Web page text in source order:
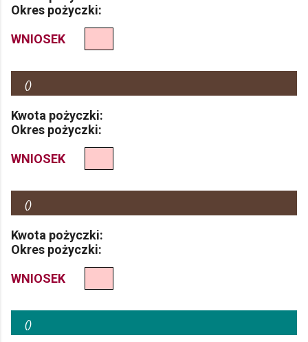
Okres pożyczki:
WNIOSEK
()
Kwota pożyczki:
Okres pożyczki:
WNIOSEK
()
Kwota pożyczki:
Okres pożyczki:
WNIOSEK
()